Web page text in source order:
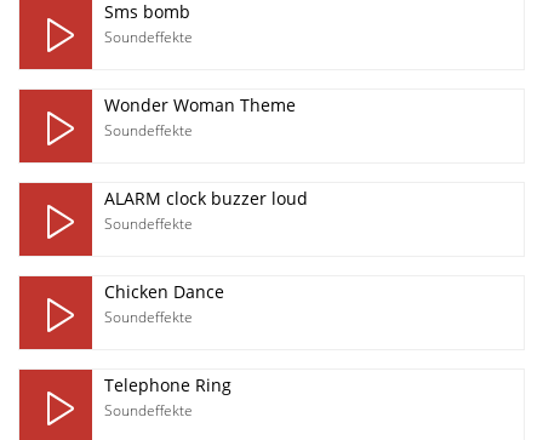
Sms bomb
Soundeffekte
Wonder Woman Theme
Soundeffekte
ALARM clock buzzer loud
Soundeffekte
Chicken Dance
Soundeffekte
Telephone Ring
Soundeffekte